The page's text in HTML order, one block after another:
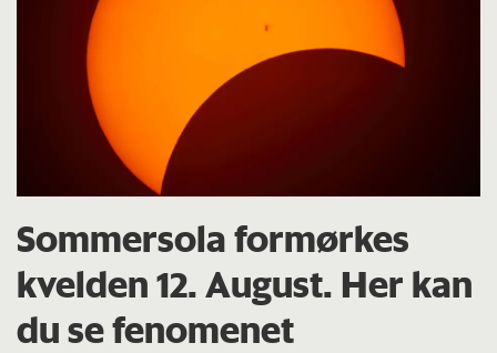
Sommersola formørkes
kvelden 12. August. Her kan
du se fenomenet